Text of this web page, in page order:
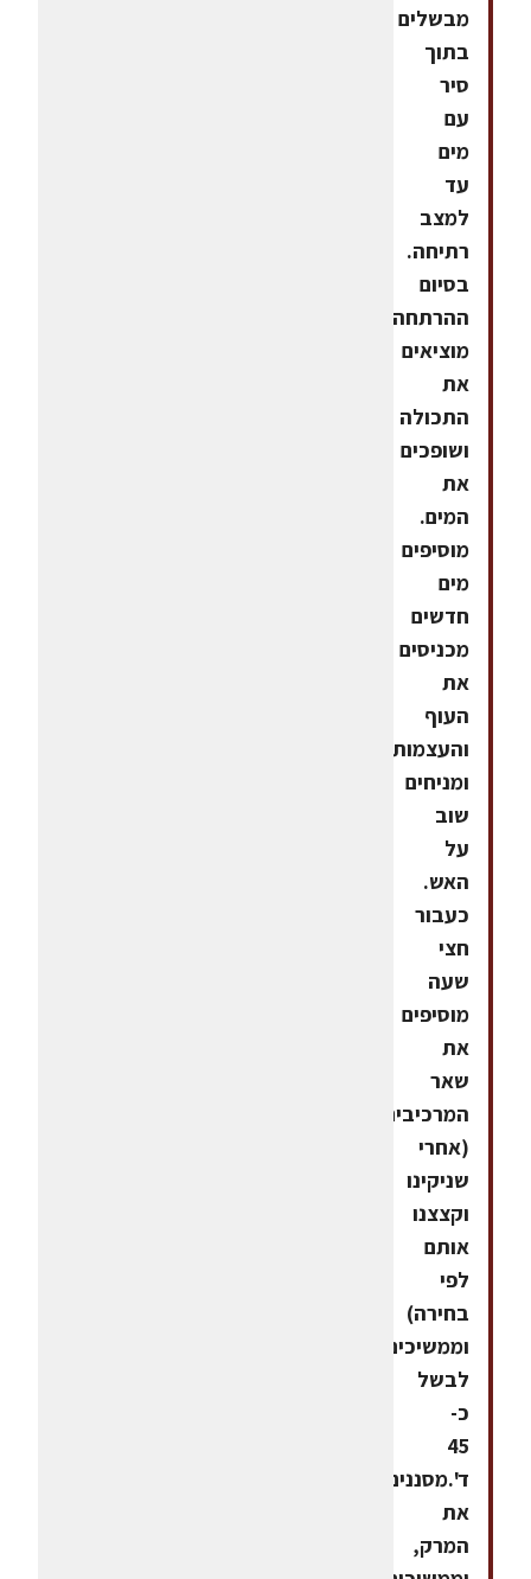
מבשלים
בתוך
סיר
עם
מים
עד
למצב
רתיחה.
בסיום
ההרתחה
מוציאים
את
התכולה
ושופכים
את
המים.
מוסיפים
מים
חדשים
מכניסים
את
העוף
והעצמות
ומניחים
שוב
על
האש.
כעבור
חצי
שעה
מוסיפים
את
שאר
המרכיבים
(אחרי
שניקינו
וקצצנו
אותם
לפי
בחירה)
וממשיכים
לבשל
כ-
45
ד'.מסננים
את
המרק,